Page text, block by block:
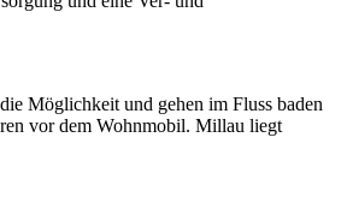
Möglichkeit und gehen im Fluss baden
vor dem Wohnmobil. Millau liegt